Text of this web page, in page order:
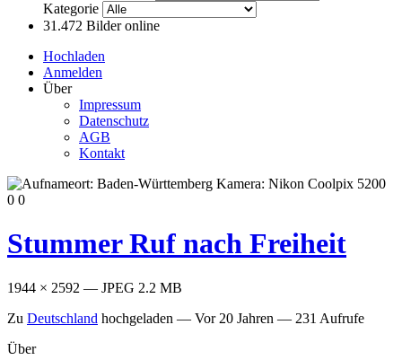
Kategorie
31.472 Bilder online
Hochladen
Anmelden
Über
Impressum
Datenschutz
AGB
Kontakt
0 0
Stummer Ruf nach Freiheit
1944 × 2592 — JPEG 2.2 MB
Zu Deutschland hochgeladen — Vor 20 Jahren — 231 Aufrufe
Über